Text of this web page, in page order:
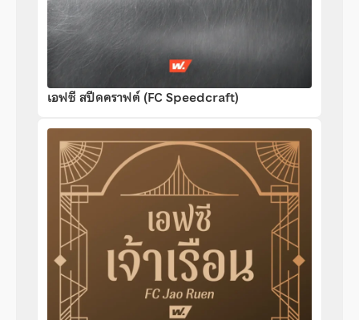
เอฟซี สปีดคราฟต์ (FC Speedcraft)